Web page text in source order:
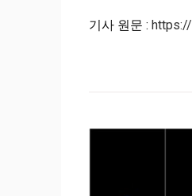
기사 원문 :